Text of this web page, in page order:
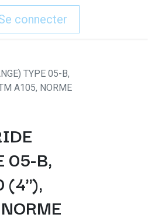
connecter
TYPE 05-B,
A105, NORME
05-B,
(4"),